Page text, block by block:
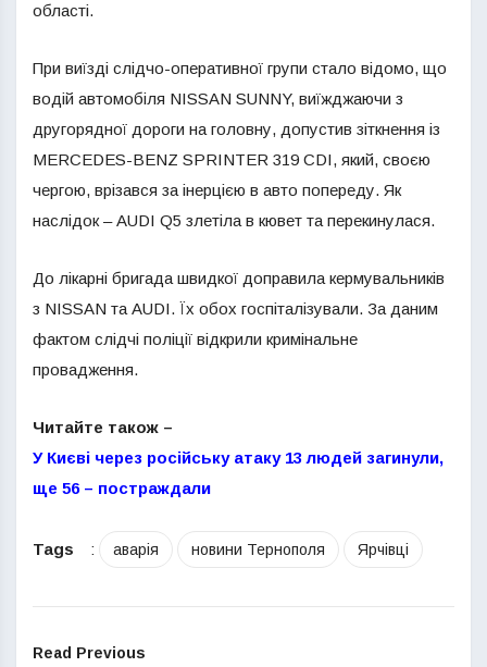
області.
При виїзді слідчо-оперативної групи стало відомо, що
водій автомобіля NISSAN SUNNY, виїжджаючи з
другорядної дороги на головну, допустив зіткнення із
MERCEDES-BENZ SPRINTER 319 CDI, який, своєю
чергою, врізався за інерцією в авто попереду. Як
наслідок – AUDI Q5 злетіла в кювет та перекинулася.
До лікарні бригада швидкої доправила кермувальників
з NISSAN та AUDI. Їх обох госпіталізували. За даним
фактом слідчі поліції відкрили кримінальне
провадження.
Читайте також –
У Києві через російську атаку 13 людей загинули,
ще 56 – постраждали
Tags : аварія новини Тернополя Ярчівці
Read Previous